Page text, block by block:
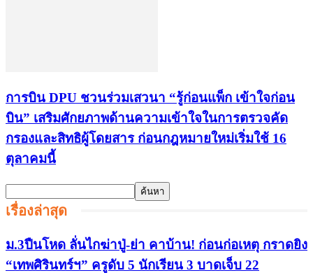
การบิน DPU ชวนร่วมเสวนา “รู้ก่อนแพ็ก เข้าใจก่อน
บิน” เสริมศักยภาพด้านความเข้าใจในการตรวจคัด
กรองและสิทธิผู้โดยสาร ก่อนกฎหมายใหม่เริ่มใช้ 16
ตุลาคมนี้
เรื่องล่าสุด
ม.3ปืนโหด ลั่นไกฆ่าปู่-ย่า คาบ้าน! ก่อนก่อเหตุ กราดยิง
“เทพศิรินทร์ฯ” ครูดับ 5 นักเรียน 3 บาดเจ็บ 22